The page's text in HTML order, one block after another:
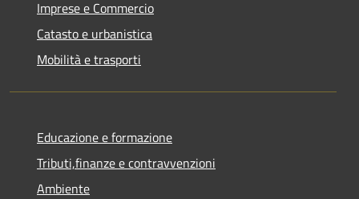
Imprese e Commercio
Catasto e urbanistica
Mobilità e trasporti
Educazione e formazione
Tributi,finanze e contravvenzioni
Ambiente